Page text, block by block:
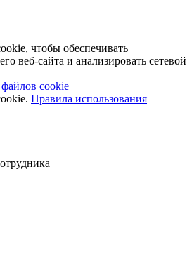
чтобы обеспечивать
веб-сайта и анализировать сетевой
cookie
Правила использования